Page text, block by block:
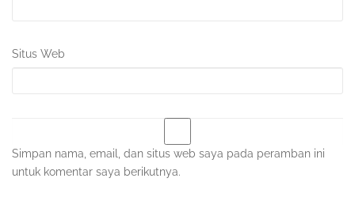
Situs Web
Simpan nama, email, dan situs web saya pada peramban ini
untuk komentar saya berikutnya.